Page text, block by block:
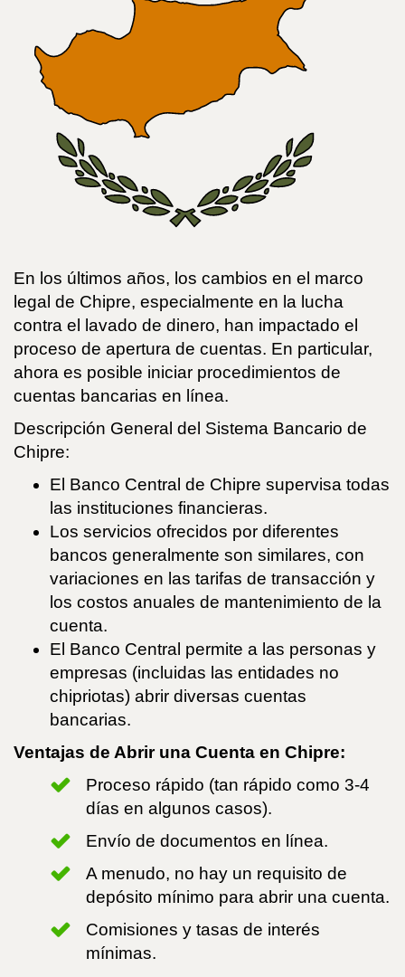
En los últimos años, los cambios en el marco
legal de Chipre, especialmente en la lucha
contra el lavado de dinero, han impactado el
proceso de apertura de cuentas. En particular,
ahora es posible iniciar procedimientos de
cuentas bancarias en línea.
Descripción General del Sistema Bancario de
Chipre:
El Banco Central de Chipre supervisa todas
las instituciones financieras.
Los servicios ofrecidos por diferentes
bancos generalmente son similares, con
variaciones en las tarifas de transacción y
los costos anuales de mantenimiento de la
cuenta.
El Banco Central permite a las personas y
empresas (incluidas las entidades no
chipriotas) abrir diversas cuentas
bancarias.
Ventajas de Abrir una Cuenta en Chipre:
Proceso rápido (tan rápido como 3-4
días en algunos casos).
Envío de documentos en línea.
A menudo, no hay un requisito de
depósito mínimo para abrir una cuenta.
Comisiones y tasas de interés
mínimas.